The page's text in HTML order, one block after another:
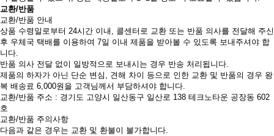
교환/반품
교환/반품 안내
상품 수령일로부터 24시간 이내, 콜센터로 교환 또는 반품 의사를 전달해 주신
후 우체국 택배를 이용하여 7일 이내 제품을 받아볼 수 있도록 보내주셔야 합
니다.
반품 의사 전달 없이 일방적으로 보내시는 경우 반송 처리됩니다.
제품의 하자가 아닌 단순 변심, 견해 차이 등으로 인한 교환 및 반품의 경우 왕
복 배송료 6,000원을 고객님께서 부담하셔야 합니다.
교환/반품 주소 : 경기도 고양시 일산동구 일산로 138 테크노타운 공장동 602
호
교환/반품 주의사항
다음과 같은 경우는 교환 및 환불이 불가합니다.